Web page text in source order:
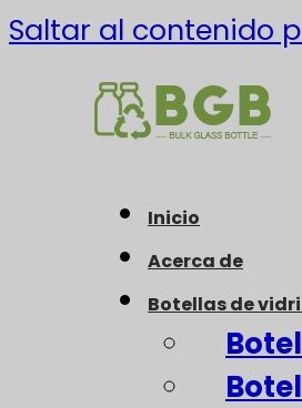
Saltar al contenido
Inicio
Acerca de
Botellas de